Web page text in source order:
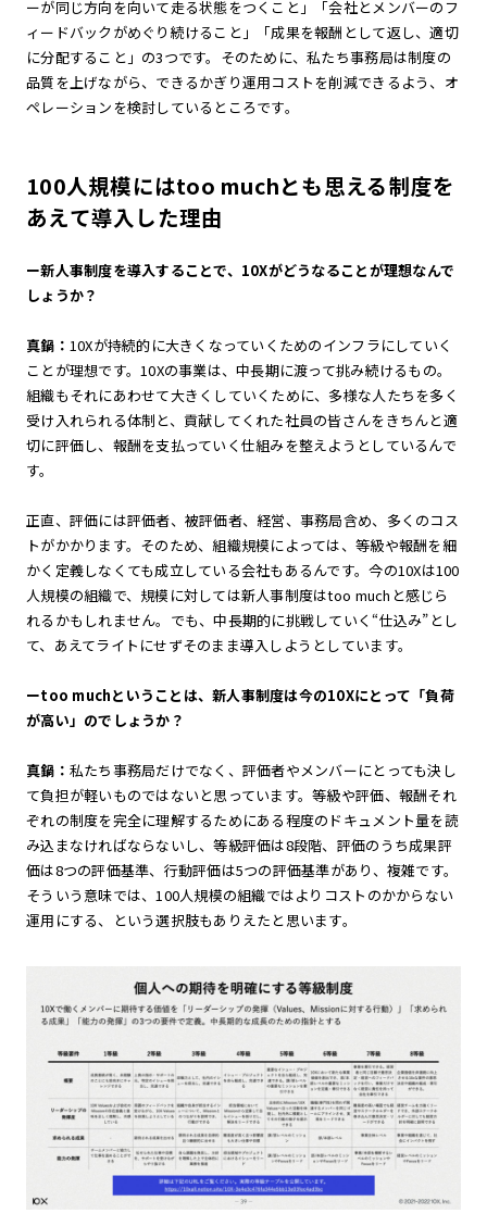
ーが同じ方向を向いて走る状態をつくこと」「会社とメンバーのフ
ィードバックがめぐり続けること」「成果を報酬として返し、適切
に分配すること」の3つです。そのために、私たち事務局は制度の
品質を上げながら、できるかぎり運用コストを削減できるよう、オ
ペレーションを検討しているところです。
100人規模にはtoo muchとも思える制度を
あえて導入した理由
ー新人事制度を導入することで、10Xがどうなることが理想なんで
しょうか？
真鍋： 10Xが持続的に大きくなっていくためのインフラにしていく
ことが理想です。10Xの事業は、中長期に渡って挑み続けるもの。
組織もそれにあわせて大きくしていくために、多様な人たちを多く
受け入れられる体制と、貢献してくれた社員の皆さんをきちんと適
切に評価し、報酬を支払っていく仕組みを整えようとしているんで
す。
正直、評価には評価者、被評価者、経営、事務局含め、多くのコス
トがかかります。そのため、組織規模によっては、等級や報酬を細
かく定義しなくても成立している会社もあるんです。今の10Xは100
人規模の組織で、規模に対しては新人事制度はtoo muchと感じら
れるかもしれません。でも、中長期的に挑戦していく“仕込み”とし
て、あえてライトにせずそのまま導入しようとしています。
ーtoo muchということは、新人事制度は今の10Xにとって「負荷
が高い」のでしょうか？
真鍋： 私たち事務局だけでなく、評価者やメンバーにとっても決し
て負担が軽いものではないと思っています。等級や評価、報酬それ
ぞれの制度を完全に理解するためにある程度のドキュメント量を読
み込まなければならないし、等級評価は8段階、評価のうち成果評
価は8つの評価基準、行動評価は5つの評価基準があり、複雑です。
そういう意味では、100人規模の組織ではよりコストのかからない
運用にする、という選択肢もありえたと思います。